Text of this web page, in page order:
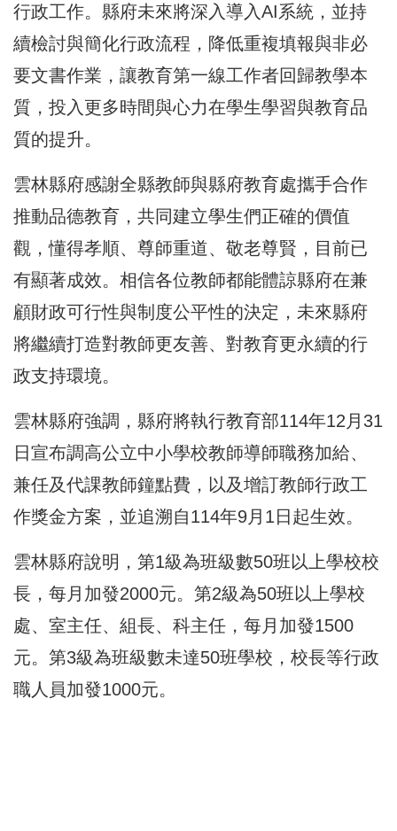
行政工作。縣府未來將深入導入AI系統，並持
續檢討與簡化行政流程，降低重複填報與非必
要文書作業，讓教育第一線工作者回歸教學本
質，投入更多時間與心力在學生學習與教育品
質的提升。
雲林縣府感謝全縣教師與縣府教育處攜手合作
推動品德教育，共同建立學生們正確的價值
觀，懂得孝順、尊師重道、敬老尊賢，目前已
有顯著成效。相信各位教師都能體諒縣府在兼
顧財政可行性與制度公平性的決定，未來縣府
將繼續打造對教師更友善、對教育更永續的行
政支持環境。
雲林縣府強調，縣府將執行教育部114年12月31
日宣布調高公立中小學校教師導師職務加給、
兼任及代課教師鐘點費，以及增訂教師行政工
作獎金方案，並追溯自114年9月1日起生效。
雲林縣府說明，第1級為班級數50班以上學校校
長，每月加發2000元。第2級為50班以上學校
處、室主任、組長、科主任，每月加發1500
元。第3級為班級數未達50班學校，校長等行政
職人員加發1000元。